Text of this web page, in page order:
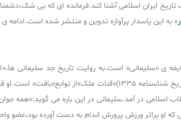
ایران اسلامی آشنا کند.فرمانده ای که بی
» به این پاسدار پرآوازه تدوین و منتشر شده
ی «سلیمانی» است.به روایت تاریخ جد سلیمانی
اسلامی در آمد.سلیمانی در این باره می گوید:«همه
که او براثر ورزش پرورش اندام به دست آورده بود،عضو